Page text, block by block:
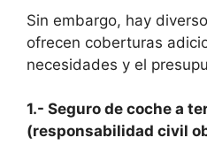
Sin embargo, hay
ofrecen coberturas
necesidades y el
1.- Seguro de coche a
(responsabilidad civil